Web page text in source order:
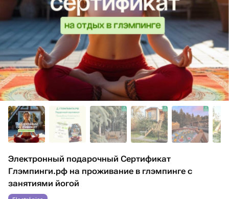
Электронный подарочный Сертификат
Глэмпинги.рф на проживание в глэмпинге с
занятиями йогой